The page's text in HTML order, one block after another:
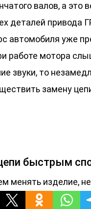
валов, а это
деталей привода
автомобиля уже
работе мотора
звуки, то
замену
быстрым
менять изделие,
новую деталь.